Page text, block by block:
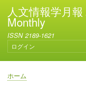
人文情報学月
Monthly
ISSN 2189-1621
ユ
ー
ザ
ー
ログイン
パ
ホーム